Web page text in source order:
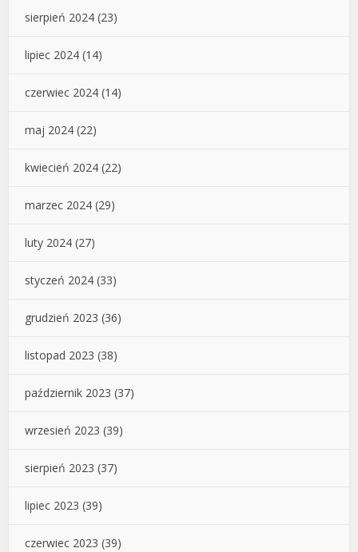
sierpień 2024 (23)
lipiec 2024 (14)
czerwiec 2024 (14)
maj 2024 (22)
kwiecień 2024 (22)
marzec 2024 (29)
luty 2024 (27)
styczeń 2024 (33)
grudzień 2023 (36)
listopad 2023 (38)
październik 2023 (37)
wrzesień 2023 (39)
sierpień 2023 (37)
lipiec 2023 (39)
czerwiec 2023 (39)